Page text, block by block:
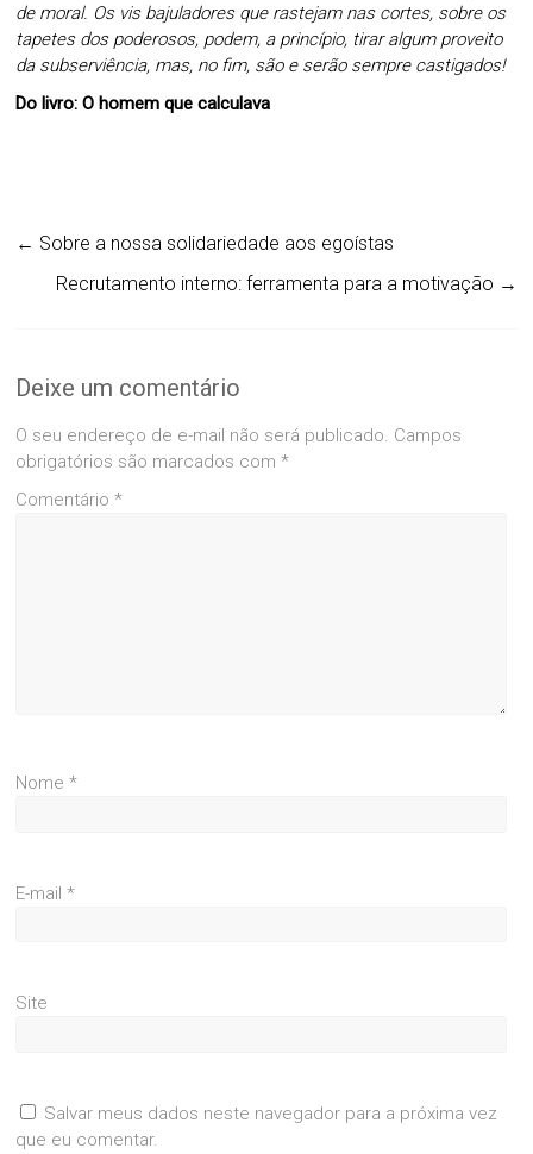
de moral. Os vis bajuladores que rastejam nas cortes, sobre os
tapetes dos poderosos, podem, a princípio, tirar algum proveito
da subserviência, mas, no fim, são e serão sempre castigados!
Do livro: O homem que calculava
← Sobre a nossa solidariedade aos egoístas
Recrutamento interno: ferramenta para a motivação →
Deixe um comentário
O seu endereço de e-mail não será publicado. Campos
obrigatórios são marcados com*
Comentário*
Nome*
E-mail*
Site
Salvar meus dados neste navegador para a próxima vez
que eu comentar.